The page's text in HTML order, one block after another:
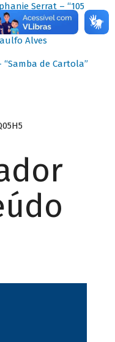
Serrat – “105
Alves
de Cartola”